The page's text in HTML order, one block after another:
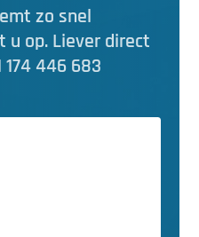
zo snel
u op. Liever direct
446 683